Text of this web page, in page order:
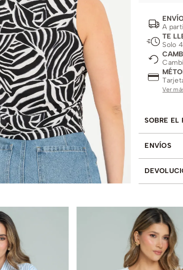
A
TE
Solo
Ver
SOBRE EL
ENVÍOS